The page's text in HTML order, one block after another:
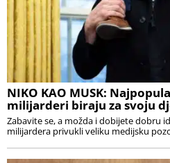
NIKO KAO MUSK:
milijarderi biraju za svoju
Zabavite se, a možda i dobijete dobru
milijardera privukli veliku medijsku